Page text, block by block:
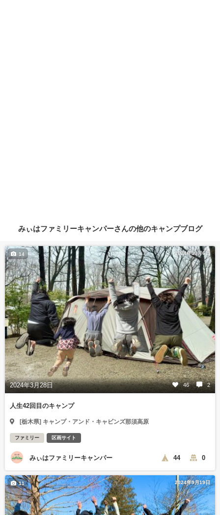
みぃはファミリーキャンパーさんの他のキャンプブログ
2024年10月6日
2024年3月28日 46 2
14
人生42回目のキャンプ
[栃木県] キャンプ・アンド・キャビンズ那須高原
ファミリー 区画サイト
みぃはファミリーキャンパー 44 0
2024年9月19日
11